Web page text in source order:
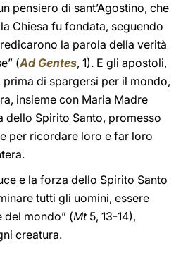
pensiero di sant’Agostino, che
Chiesa fu fondata, seguendo
la parola della verità
(Ad Gentes, 1). E gli apostoli,
di spargersi per il mondo,
insieme con Maria Madre
dello Spirito Santo, promesso
per ricordare loro e far loro
e la forza dello Spirito Santo
tutti gli uomini, essere
del mondo” (Mt5, 13-14),
creatura.